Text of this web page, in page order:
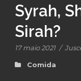
Syrah,
Sirah?
17 maio 2021 /
Comida